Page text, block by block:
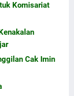
Komisariat
Cak Imin